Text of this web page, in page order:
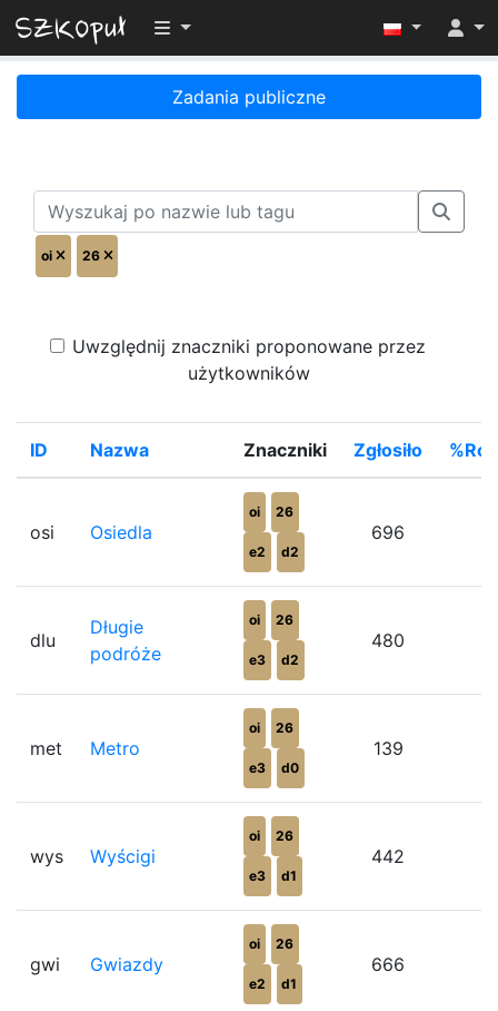
Przełącz widoczność menu
Zadania publiczne
oi 26
Uwzględnij znaczniki proponowane przez
użytkowników
ID Nazwa Znaczniki Zgłosiło
osi Osiedla
oi 26
e2 d2
696
dlu
Długie
podróże
oi 26
e3 d2
480
met Metro
oi 26
e3 d0
139
wys Wyścigi
oi 26
e3 d1
442
gwi Gwiazdy
oi 26
e2 d1
666